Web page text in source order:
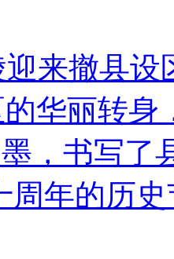
迎来撤县
华丽转身
，书写
周年的历